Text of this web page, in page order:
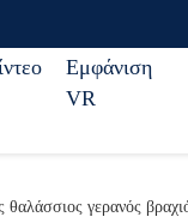
Εμφάνιση
VR
γερανός